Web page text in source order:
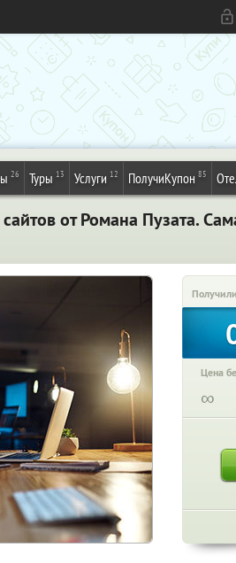
26 Туры 13 Услуги 12 ПолучиКупон 85
от Романа Пузата.
Цена
∞